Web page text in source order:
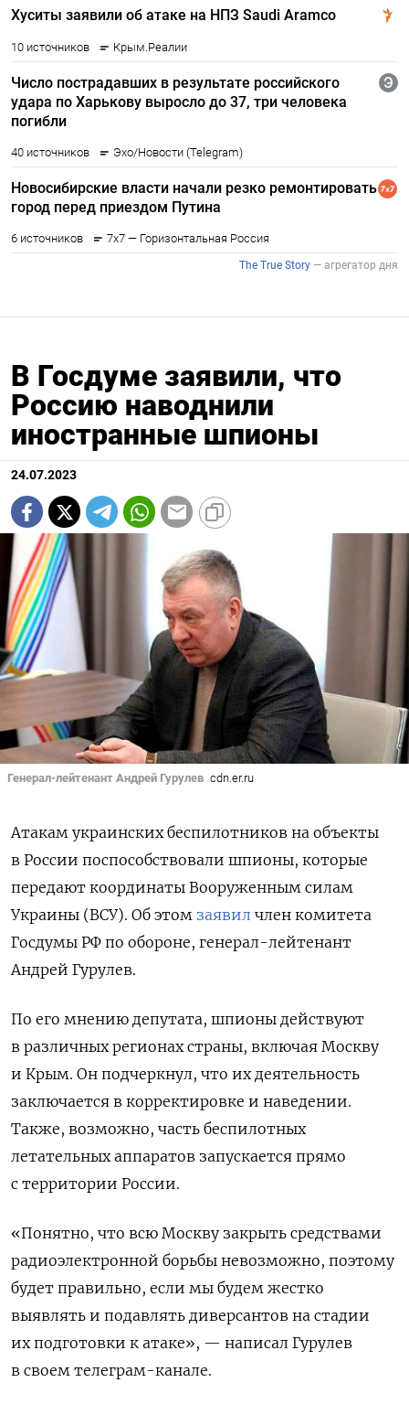
В Госдуме заявили, что
Россию наводнили
иностранные шпионы
24.07.2023
Генерал-лейтенант Андрей Гурулев cdn.er.ru
Атакам украинских беспилотников на объекты
в России поспособствовали шпионы, которые
передают координаты Вооруженным силам
Украины (ВСУ). Об этом заявил член комитета
Госдумы РФ по обороне, генерал-лейтенант
Андрей Гурулев.
По его мнению депутата, шпионы действуют
в различных регионах страны, включая Москву
и Крым. Он подчеркнул, что их деятельность
заключается в корректировке и наведении.
Также, возможно, часть беспилотных
летательных аппаратов запускается прямо
с территории России.
«Понятно, что всю Москву закрыть средствами
радиоэлектронной борьбы невозможно, поэтому
будет правильно, если мы будем жестко
выявлять и подавлять диверсантов на стадии
их подготовки к атаке», — написал Гурулев
в своем телеграм-канале.